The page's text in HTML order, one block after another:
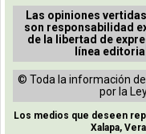
Las opiniones
son responsabilidad
de la libertad de
línea
© Toda la información
por la
Los medios que deseen
Xalapa,